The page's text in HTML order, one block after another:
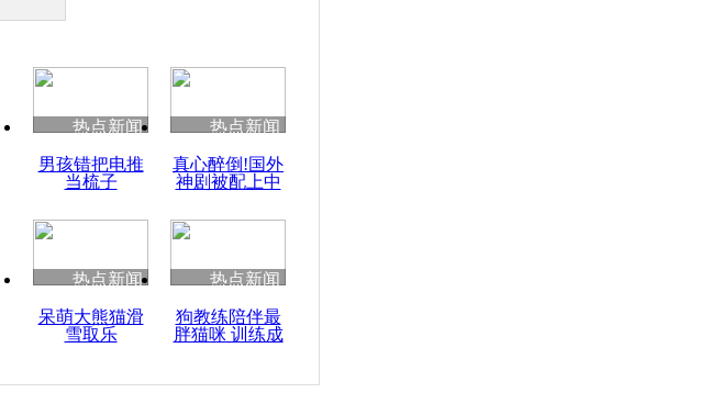
因
度苗族花山节
魂
热点新闻
男孩错把电推
当梳子
热点新闻
真心醉倒!国外
神剧被配上中
热点新闻
呆萌大熊猫滑
雪取乐
热点新闻
狗教练陪伴最
胖猫咪 训练成